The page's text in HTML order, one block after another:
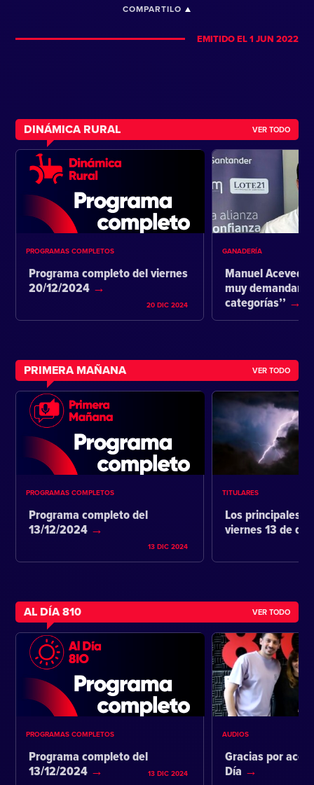
COMPARTILO
EMITIDO EL 1 JUN 2022
DINÁMICA RURAL VER TODO
PROGRAMAS COMPLETOS
Programa completo del viernes
20/12/2024
20 DIC 2024
GANADERÍA
Manuel
muy
categorías’’
PRIMERA MAÑANA VER TODO
PROGRAMAS COMPLETOS
Programa completo del
13/12/2024
13 DIC 2024
TITULARES
Los principales
viernes 13 de
AL DÍA 810 VER TODO
PROGRAMAS COMPLETOS
Programa completo del
13/12/2024
13 DIC 2024
AUDIOS
Gracias por
Día